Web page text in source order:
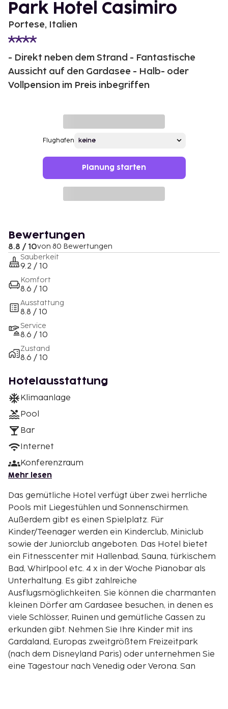
Park Hotel Casimiro
Portese, Italien
- Direkt neben dem Strand - Fantastische
Aussicht auf den Gardasee - Halb- oder
Vollpension im Preis inbegriffen
Flughafen
Planung starten
Bewertungen
8.8 / 10von 80 Bewertungen
Sauberkeit
9.2 / 10
Komfort
8.6 / 10
Ausstattung
8.8 / 10
Service
8.6 / 10
Zustand
8.6 / 10
Hotelausstattung
Klimaanlage
Pool
Bar
Internet
Konferenzraum
Mehr lesen
Das gemütliche Hotel verfügt über zwei herrliche
Pools mit Liegestühlen und Sonnenschirmen.
Außerdem gibt es einen Spielplatz. Für
Kinder/Teenager werden ein Kinderclub, Miniclub
sowie der Juniorclub angeboten. Das Hotel bietet
ein Fitnesscenter mit Hallenbad, Sauna, türkischem
Bad, Whirlpool etc. 4 x in der Woche Pianobar als
Unterhaltung. Es gibt zahlreiche
Ausflugsmöglichkeiten. Sie können die charmanten
kleinen Dörfer am Gardasee besuchen, in denen es
viele Schlösser, Ruinen und gemütliche Gassen zu
erkunden gibt. Nehmen Sie Ihre Kinder mit ins
Gardaland, Europas zweitgrößtem Freizeitpark
(nach dem Disneyland Paris) oder unternehmen Sie
eine Tagestour nach Venedig oder Verona. San